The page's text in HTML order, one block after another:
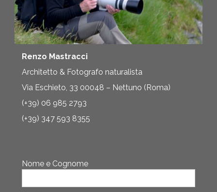
Renzo Mastracci
Architetto & Fotografo naturalista
Via Eschieto, 33 00048 – Nettuno (Roma)
(+39) 06 985 2793
(+39) 347 593 8355
Nome e Cognome